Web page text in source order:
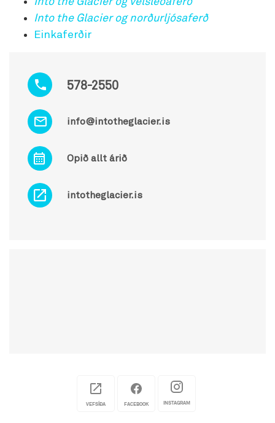
578-2550
info@intotheglacier.is
Opið allt árið
intotheglacier.is
Into the Glacier og norðurljósaferð
Einkaferðir
VEFSÍÐA FACEBOOK INSTAGRAM